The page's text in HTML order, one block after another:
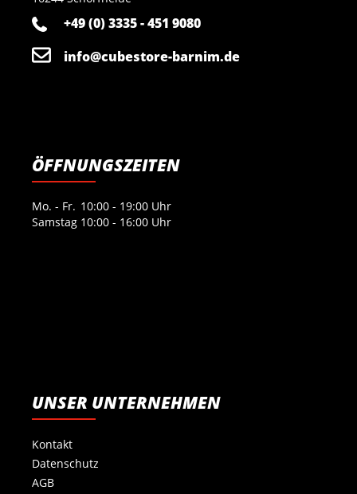
+49 (0) 3335 - 451 9080
info@cubestore-barnim.de
ÖFFNUNGSZEITEN
Mo. - Fr. 10:00 - 19:00 Uhr
Samstag 10:00 - 16:00 Uhr
UNSER UNTERNEHMEN
Kontakt
Datenschutz
AGB